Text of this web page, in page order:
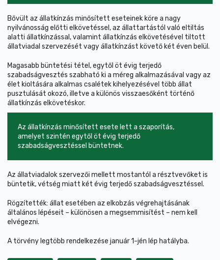
Bővült az állatkínzás minősített eseteinek köre a nagy
nyilvánosság előtti elkövetéssel, az állattartástól való eltiltás
alatti állatkínzással, valamint állatkínzás elkövetésével tiltott
állatviadal szervezését vagy állatkínzást követő két éven belül.
Magasabb büntetési tétel, egytől öt évig terjedő
szabadságvesztés szabható ki a méreg alkalmazásával vagy az
élet kioltására alkalmas csalétek kihelyezésével több állat
pusztulását okozó, illetve a különös visszaesőként történő
állatkínzás elkövetéskor.
Az állatkínzás minősített esete lett a szaporítás,
amelyet szintén egytől öt évig terjedő
szabadságvesztéssel büntetnek.
Az állatviadalok szervezői mellett mostantól a résztvevőket is
büntetik, vétség miatt két évig terjedő szabadságvesztéssel.
Rögzítették: állat esetében az elkobzás végrehajtásának
általános lépéseit – különösen a megsemmisítést – nem kell
elvégezni.
A törvény legtöbb rendelkezése január 1-jén lép hatályba.